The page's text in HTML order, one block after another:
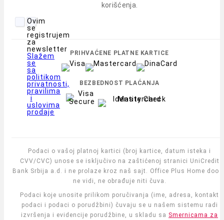
korišćenja.
Ovim
se
registrujem
za
newsletter
Slažem
se
sa
politikom
privatnosti,
pravilima
i
uslovima
prodaje
PRIHVAĆENE PLATNE KARTICE
BEZBEDNOST PLAĆANJA
Podaci o vašoj platnoj kartici (broj kartice, datum isteka i
CVV/CVC) unose se isključivo na zaštićenoj stranici UniCredit
Bank Srbija a.d. i ne prolaze kroz naš sajt. Office Plus Home doo
ne vidi, ne obrađuje niti čuva.
Podaci koje unosite prilikom poručivanja (ime, adresa, kontakt
podaci i podaci o porudžbini) čuvaju se u našem sistemu radi
izvršenja i evidencije porudžbine, u skladu sa Smernicama za